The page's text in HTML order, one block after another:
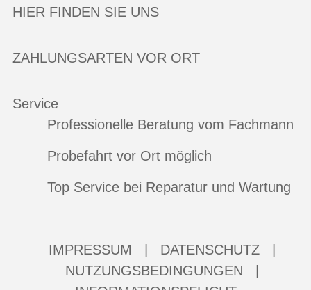
HIER FINDEN SIE UNS
ZAHLUNGSARTEN VOR ORT
Service
Professionelle Beratung vom Fachmann
Probefahrt vor Ort möglich
Top Service bei Reparatur und Wartung
IMPRESSUM DATENSCHUTZ
NUTZUNGSBEDINGUNGEN